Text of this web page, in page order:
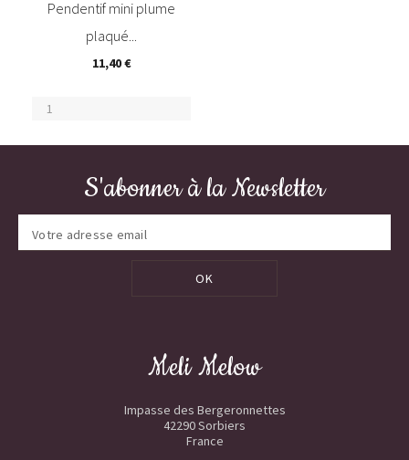
Pendentif mini plume
plaqué...
11,40 €
S'abonner à la Newsletter
OK
Meli Melow
Impasse des Bergeronnettes
42290 Sorbiers
France